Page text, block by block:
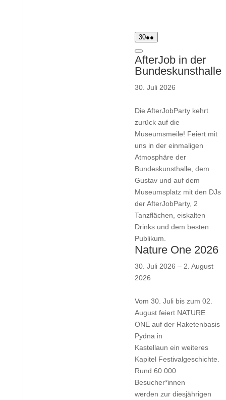
3030.
Juli
●●(2
Veranstaltungen)
Close
AfterJob in der
Bundeskunsthalle
30. Juli 2026
Die AfterJobParty kehrt
zurück auf die
Museumsmeile! Feiert mit
uns in der einmaligen
Atmosphäre der
Bundeskunsthalle, dem
Gustav und auf dem
Museumsplatz mit den DJs
der AfterJobParty, 2
Tanzflächen, eiskalten
Drinks und dem besten
Publikum.
Nature One 2026
30. Juli 2026 – 2. August
2026
Vom 30. Juli bis zum 02.
August feiert NATURE
ONE auf der Raketenbasis
Pydna in
Kastellaun ein weiteres
Kapitel Festivalgeschichte.
Rund 60.000
Besucher*innen
werden zur diesjährigen